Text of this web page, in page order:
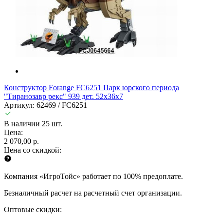
Конструктор Forange FC6251 Парк юрского периода
"Тиранозавр рекс" 939 дет. 52х36х7
Артикул: 62469 / FC6251
В наличии 25 шт.
Цена:
2 070,00 р.
Цена со скидкой:
Компания «ИгроТойс» работает по 100% предоплате.
Безналичный расчет на расчетный счет организации.
Оптовые скидки: